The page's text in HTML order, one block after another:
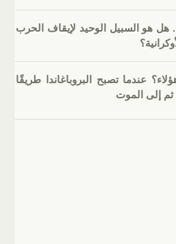
هل هو السبيل الوحيد لإيقاف الحرب
عندما تصبح البروباغاندا طريقًا
ثم إلى الموت